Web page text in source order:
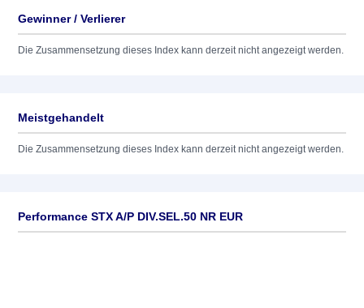
Gewinner / Verlierer
Die Zusammensetzung dieses Index kann derzeit nicht angezeigt werden.
Meistgehandelt
Die Zusammensetzung dieses Index kann derzeit nicht angezeigt werden.
Performance STX A/P DIV.SEL.50 NR EUR